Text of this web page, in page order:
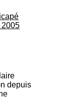
2005
depuis